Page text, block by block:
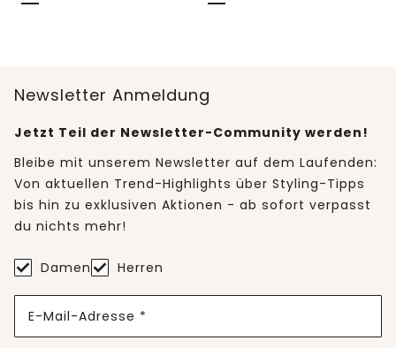
Newsletter Anmeldung
Jetzt Teil der Newsletter-Community werden!
Bleibe mit unserem Newsletter auf dem Laufenden:
Von aktuellen Trend-Highlights über Styling-Tipps
bis hin zu exklusiven Aktionen - ab sofort verpasst
du nichts mehr!
Damen Herren
E-Mail-Adresse *